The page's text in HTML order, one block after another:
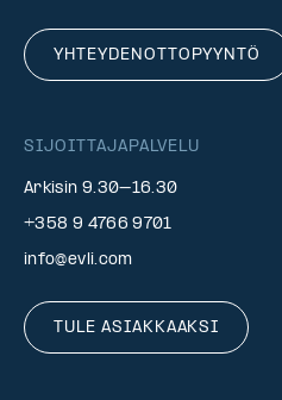
YHTEYDENOTTOPYYNTÖ
SIJOITTAJAPALVELU
Arkisin 9.30–16.30
+358 9 4766 9701
info@evli.com
TULE ASIAKKAAKSI